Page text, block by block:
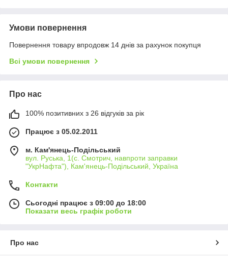
Умови повернення
Повернення товару впродовж 14 днів за рахунок покупця
Всі умови повернення
Про нас
100% позитивних з 26 відгуків за рік
Працює з 05.02.2011
м. Кам'янець-Подільський
вул. Руська, 1(с. Смотрич, навпроти заправки
"УкрНафта"), Кам'янець-Подільський, Україна
Контакти
Сьогодні працює з 09:00 до 18:00
Показати весь графік роботи
Про нас